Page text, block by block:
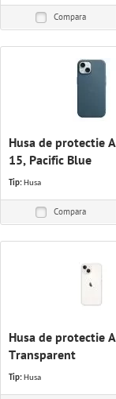
Compara
Husa de protectie
15, Pacific Blue
Tip: Husa
Compara
Husa de protectie
Transparent
Tip: Husa